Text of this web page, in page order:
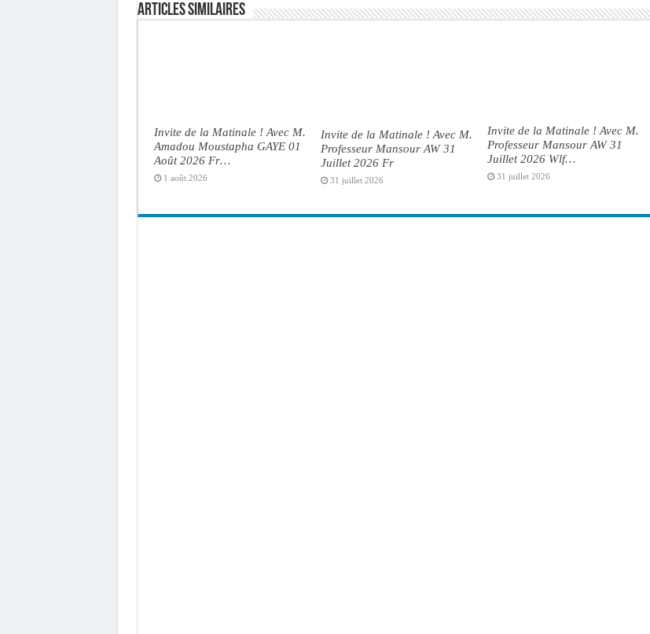
Articles similaires
Invite de la Matinale ! Avec M.
Amadou Moustapha GAYE 01
Août 2026 Fr…
1 août 2026
Invite de la Matinale ! Avec M.
Professeur Mansour AW 31
Juillet 2026 Fr
31 juillet 2026
Invite de la Matinale ! Avec M.
Professeur Mansour AW 31
Juillet 2026 Wlf…
31 juillet 2026